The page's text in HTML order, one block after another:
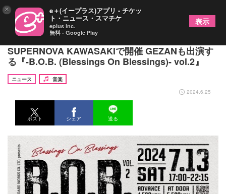
アディス・パブロ、来日ツアー初日を神奈川・
SUPERNOVA KAWASAKIで開催 GEZANも出演す
る『-B.O.B. (Blessings On Blessings)- vol.2』
ニュース
音楽
2024.6.25
ポスト シェア 送る
× e＋(イープラス)アプリ - チケッ
ト・ニュース・スマチケ
eplus inc.
無料 - Google Play
表示